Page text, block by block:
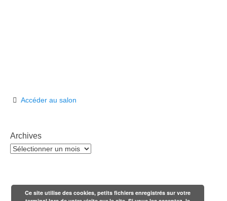
Accéder au salon
Archives
Archives
Ce site utilise des cookies, petits fichiers enregistrés sur votre